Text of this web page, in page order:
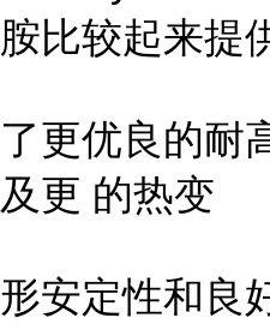
胺比较起来提
了更优良的耐
及更 的热变
形安定性和良